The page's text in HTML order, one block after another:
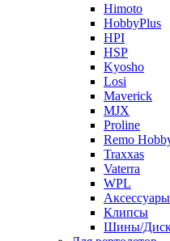
Himoto
HobbyPlus
HPI
HSP
Kyosho
Losi
Maverick
MJX
Proline
Remo
Traxxas
Vaterra
WPL
Аксессуары
Клипсы
Шины/